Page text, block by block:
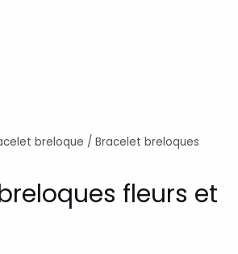
breloque / Bracelet breloques
fleurs et